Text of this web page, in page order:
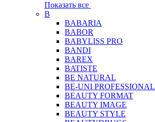
Показать все
B
BABARIA
BABOR
BABYLISS PRO
BANDI
BAREX
BATISTE
BE NATURAL
BE-UNI PROFESSIONAL
BEAUTY FORMAT
BEAUTY IMAGE
BEAUTY STYLE